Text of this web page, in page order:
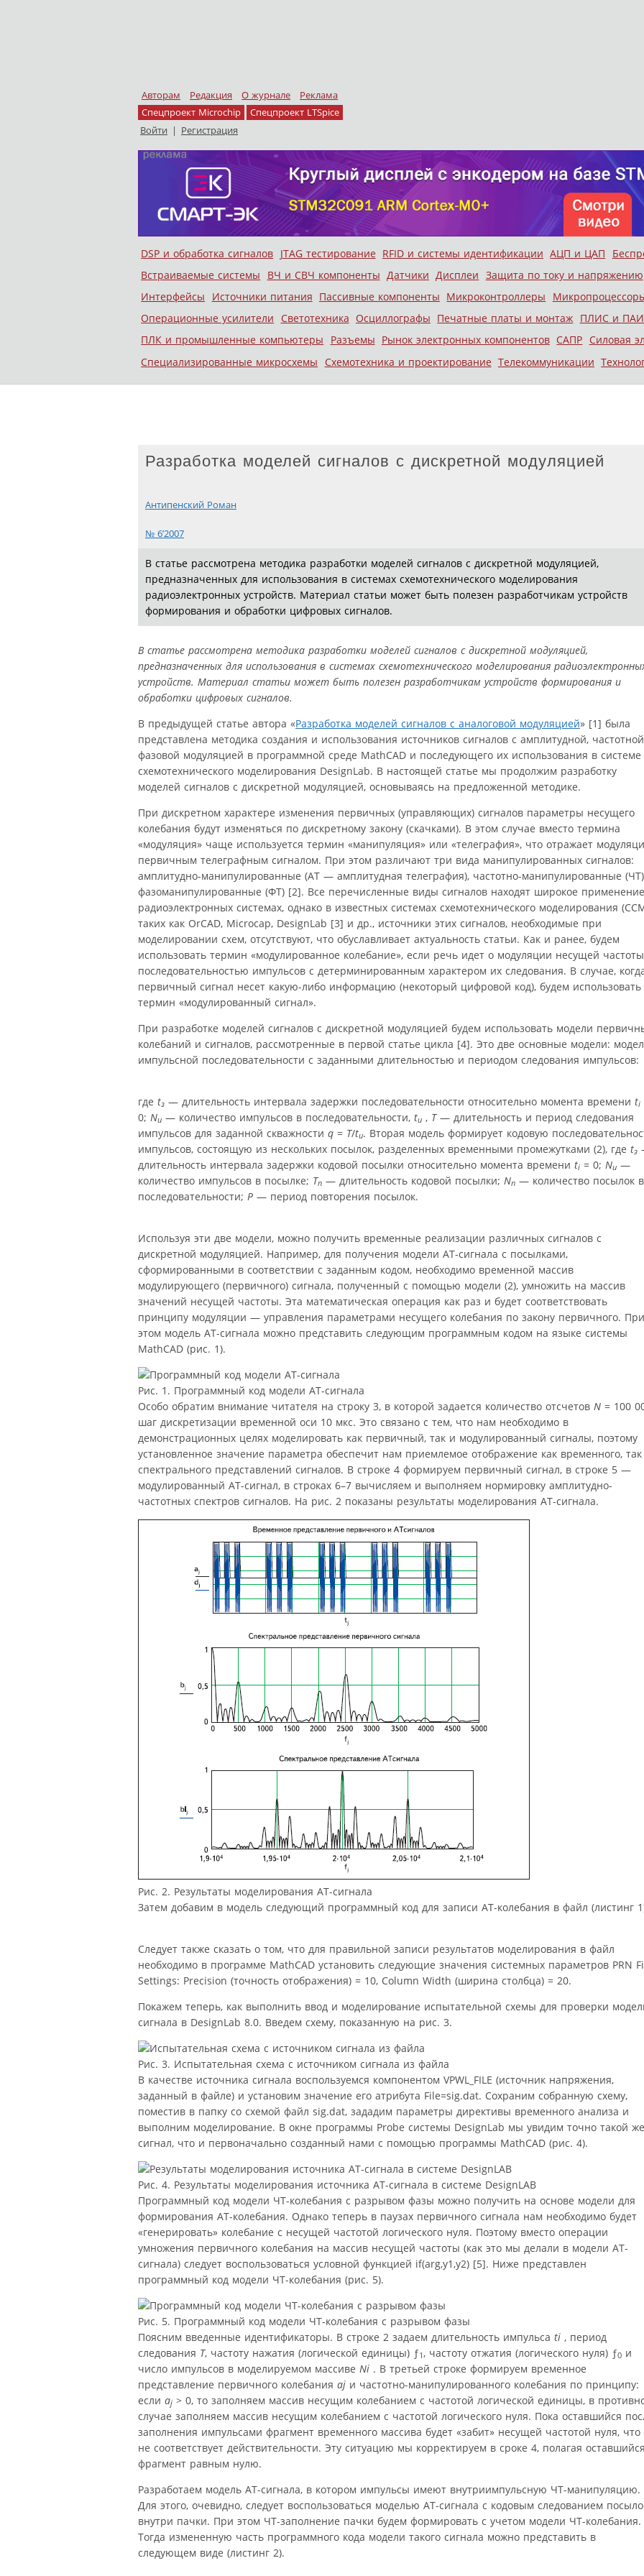
Авторам Редакция О журнале
Реклама
Спецпроект Microchip
Спецпроект LTSpice
Войти | Регистрация
Меню
Skip to content
DSP и обработка сигналов JTAG тестирование RFID и системы идентификации АЦП и ЦАП
Встраиваемые системы
ВЧ и СВЧ компоненты Датчики Дисплеи Защита по току и напряжению
Интерфейсы
Источники питания Пассивные компоненты Микроконтроллеры
Операционные усилители
Светотехника Осциллографы Печатные платы и монтаж ПЛИС и
ПЛК и промышленные компьютеры
Разъемы Рынок электронных компонентов САПР Силовая
Специализированные микросхемы
Схемотехника и проектирование Телекоммуникации
Разработка моделей сигналов с дискретной модуляцией
Антипенский Роман
№ 6’2007
В статье рассмотрена методика разработки моделей сигналов с дискретной модуляцией,
предназначенных для использования в системах схемотехнического моделирования
радиоэлектронных устройств. Материал статьи может быть полезен разработчикам устройств
формирования и обработки цифровых сигналов.
В статье рассмотрена методика разработки моделей сигналов с дискретной модуляцией,
предназначенных для использования в системах схемотехнического моделирования
устройств. Материал статьи может быть полезен разработчикам устройств формирования и
обработки цифровых сигналов.
В предыдущей статье автора «Разработка моделей сигналов с аналоговой модуляцией» [1] была
представлена методика создания и использования источников сигналов с амплитудной,
фазовой модуляцией в программной среде MathCAD и последующего их использования в системе
схемотехнического моделирования DesignLab. В настоящей статье мы продолжим разработку
моделей сигналов с дискретной модуляцией, основываясь на предложенной методике.
При дискретном характере изменения первичных (управляющих) сигналов параметры несущего
колебания будут изменяться по дискретному закону (скачками). В этом случае вместо термина
«модуляция» чаще используется термин «манипуляция» или «телеграфия», что отражает
первичным телеграфным сигналом. При этом различают три вида манипулированных сигналов:
амплитудно-манипулированные (АТ — амплитудная телеграфия), частотно-манипулированные
фазоманипулированные (ФТ) [2]. Все перечисленные виды сигналов находят широкое
радиоэлектронных системах, однако в известных системах схемотехнического моделирования
таких как OrCAD, Microcap, DesignLab [3] и др., источники этих сигналов, необходимые при
моделировании схем, отсутствуют, что обуславливает актуальность статьи. Как и ранее, будем
использовать термин «модулированное колебание», если речь идет о модуляции несущей частоты
последовательностью импульсов с детерминированным характером их следования. В случае,
первичный сигнал несет какую-либо информацию (некоторый цифровой код), будем использовать
термин «модулированный сигнал».
При разработке моделей сигналов с дискретной модуляцией будем использовать модели
колебаний и сигналов, рассмотренные в первой статье цикла [4]. Это две основные модели:
импульсной последовательности с заданными длительностью и периодом следования импульсов:
где tз — длительность интервала задержки последовательности относительно момента времени ti
0; Nи — количество импульсов в последовательности, tи , Т— длительность и период следования
импульсов для заданной скважности q = T/tи. Вторая модель формирует кодовую
импульсов, состоящую из нескольких посылок, разделенных временными промежутками (2), где tз
длительность интервала задержки кодовой посылки относительно момента времени ti = 0; Nи —
количество импульсов в посылке; Тп — длительность кодовой посылки; Nп — количество посылок в
последовательности; Р — период повторения посылок.
Используя эти две модели, можно получить временные реализации различных сигналов с
дискретной модуляцией. Например, для получения модели АТ-сигнала с посылками,
сформированными в соответствии с заданным кодом, необходимо временной массив
модулирующего (первичного) сигнала, полученный с помощью модели (2), умножить на массив
значений несущей частоты. Эта математическая операция как раз и будет соответствовать
принципу модуляции — управления параметрами несущего колебания по закону первичного. При
этом модель АТ-сигнала можно представить следующим программным кодом на языке системы
MathCAD (рис. 1).
Рис. 1. Программный код модели АТ-сигнала
Особо обратим внимание читателя на строку 3, в которой задается количество отсчетов N = 100
шаг дискретизации временной оси 10 мкс. Это связано с тем, что нам необходимо в
демонстрационных целях моделировать как первичный, так и модулированный сигналы, поэтому
установленное значение параметра обеспечит нам приемлемое отображение как временного,
спектрального представлений сигналов. В строке 4 формируем первичный сигнал, в строке 5 —
модулированный АТ-сигнал, в строках 6–7 вычисляем и выполняем нормировку амплитудно-
частотных спектров сигналов. На рис. 2 показаны результаты моделирования АТ-сигнала.
Рис. 2. Результаты моделирования АТ-сигнала
Затем добавим в модель следующий программный код для записи АТ-колебания в файл (листинг
Следует также сказать о том, что для правильной записи результатов моделирования в файл
необходимо в программе MathCAD установить следующие значения системных параметров PRN
Settings: Precision (точность отображения) = 10, Column Width (ширина столбца) = 20.
Покажем теперь, как выполнить ввод и моделирование испытательной схемы для проверки
сигнала в DesignLab 8.0. Введем схему, показанную на рис. 3.
Рис. 3. Испытательная схема с источником сигнала из файла
В качестве источника сигнала воспользуемся компонентом VPWL_FILE (источник напряжения,
заданный в файле) и установим значение его атрибута File=sig.dat. Сохраним собранную схему,
поместив в папку со схемой файл sig.dat, зададим параметры директивы временного анализа и
выполним моделирование. В окне программы Probe системы DesignLab мы увидим точно такой же
сигнал, что и первоначально созданный нами с помощью программы MathCAD (рис. 4).
Рис. 4. Результаты моделирования источника АТ-сигнала в системе DesignLAB
Программный код модели ЧТ-колебания с разрывом фазы можно получить на основе модели для
формирования АТ-колебания. Однако теперь в паузах первичного сигнала нам необходимо будет
«генерировать» колебание с несущей частотой логического нуля. Поэтому вместо операции
умножения первичного колебания на массив несущей частоты (как это мы делали в модели АТ-
сигнала) следует воспользоваться условной функцией if(arg,y1,y2) [5]. Ниже представлен
программный код модели ЧТ-колебания (рис. 5).
Рис. 5. Программный код модели ЧТ-колебания с разрывом фазы
Поясним введенные идентификаторы. В строке 2 задаем длительность импульса ti , период
следования T, частоту нажатия (логической единицы) ƒ1 , частоту отжатия (логического нуля) ƒ0 и
число импульсов в моделируемом массиве Ni . В третьей строке формируем временное
представление первичного колебания aj и частотно-манипулированного колебания по принципу:
если aj > 0, то заполняем массив несущим колебанием с частотой логической единицы, в
случае заполняем массив несущим колебанием с частотой логического нуля. Пока оставшийся
заполнения импульсами фрагмент временного массива будет «забит» несущей частотой нуля, что
не соответствует действительности. Эту ситуацию мы корректируем в сроке 4, полагая оставшийся
фрагмент равным нулю.
Разработаем модель АТ-сигнала, в котором импульсы имеют внутриимпульсную ЧТ-манипуляцию.
Для этого, очевидно, следует воспользоваться моделью АТ-сигнала с кодовым следованием
внутри пачки. При этом ЧТ-заполнение пачки будем формировать с учетом модели ЧТ-колебания.
Тогда измененную часть программного кода модели такого сигнала можно представить в
следующем виде (листинг 2).